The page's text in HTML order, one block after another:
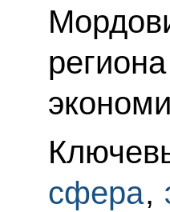
сфера,